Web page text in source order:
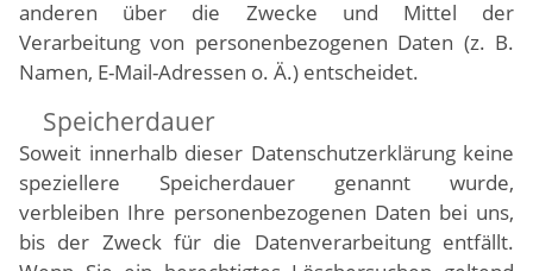
anderen über die Zwecke und Mittel der
Verarbeitung von personenbezogenen Daten (z. B.
Namen, E-Mail-Adressen o. Ä.) entscheidet.
Speicherdauer
Soweit innerhalb dieser Datenschutzerklärung keine
speziellere Speicherdauer genannt wurde,
verbleiben Ihre personenbezogenen Daten bei uns,
bis der Zweck für die Datenverarbeitung entfällt.